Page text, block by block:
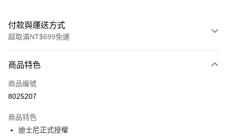
付款與運送方式
超取滿NT$699免運
信用卡一次付款
超商取貨付款
Apple Pay
商品特色
商品編號
8025207
商品特色
迪士尼正式授權